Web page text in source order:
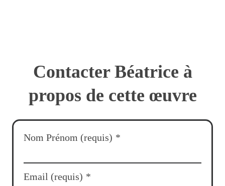
Contacter Béatrice à
propos de cette œuvre
Nom Prénom (requis) *
Email (requis) *